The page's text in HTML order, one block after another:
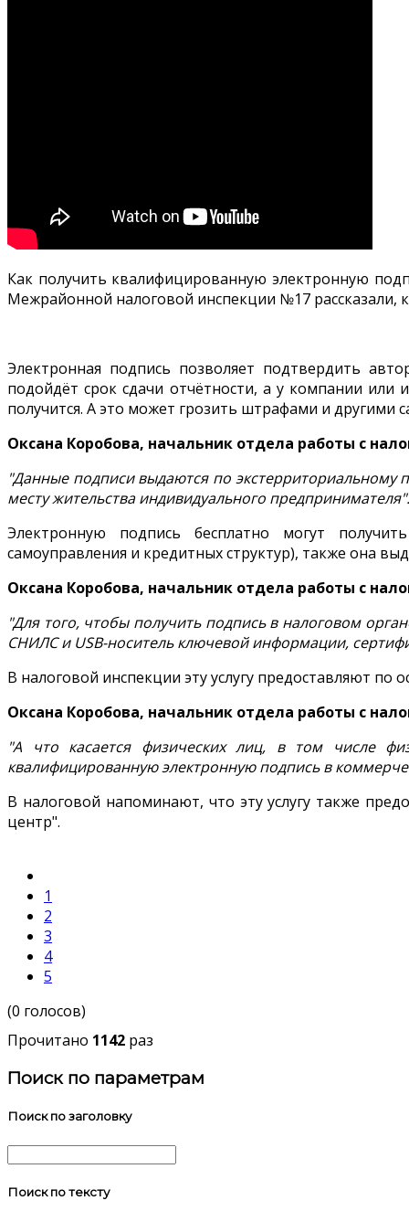
Как получить квалифицированную электронную
Межрайонной налоговой инспекции №17 рассказали,
Электронная подпись позволяет подтвердить
подойдёт срок сдачи отчётности, а у компании
получится. А это может грозить штрафами и другими
Оксана Коробова, начальник отдела работы с
"Данные подписи выдаются по экстерриториальному
месту жительства индивидуального предпринимателя".
Электронную подпись бесплатно могут
самоуправления и кредитных структур), также она
Оксана Коробова, начальник отдела работы с
"Для того, чтобы получить подпись в налоговом
СНИЛС и USB-носитель ключевой информации,
В налоговой инспекции эту услугу предоставляют по
Оксана Коробова, начальник отдела работы с
"А что касается физических лиц, в том числе
квалифицированную электронную подпись в
В налоговой напоминают, что эту услугу также
центр".
1
2
3
4
5
(0 голосов)
Прочитано 1142 раз
Поиск по параметрам
Поиск по заголовку
Поиск по тексту